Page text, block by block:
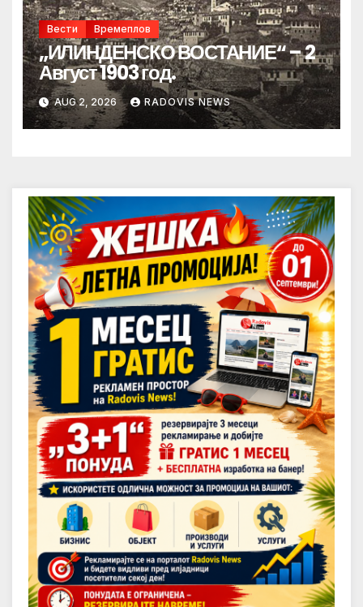
Вести Времеплов
„ИЛИНДЕНСКО ВОСТАНИЕ“ – 2
Август 1903 год.
AUG 2, 2026 RADOVIS NEWS